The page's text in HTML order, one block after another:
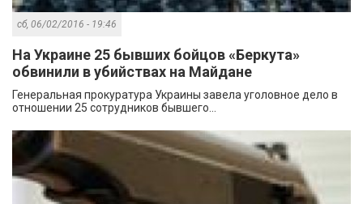
сб, 06/02/2016 - 19:46
На Украине 25 бывших бойцов «Беркута»
обвинили в убийствах на Майдане
Генеральная прокуратура Украины завела уголовное дело в
отношении 25 сотрудников бывшего...